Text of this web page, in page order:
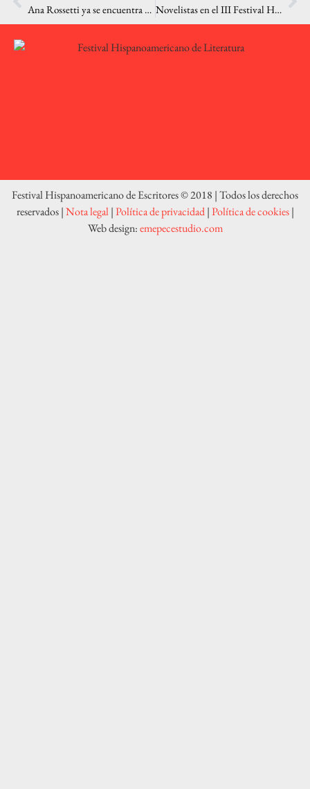
Ana Rossetti ya se encuentra en Los Llanos para disfrutar de la primera residencia «Aridane» de escritores Novelistas en el III Festival Hispanoamericano de Escritores
Festival Hispanoamericano de Escritores © 2018 | Todos los derechos
reservados |Nota legal|Política de privacidad|Política de cookies|
Web design:emepecestudio.com